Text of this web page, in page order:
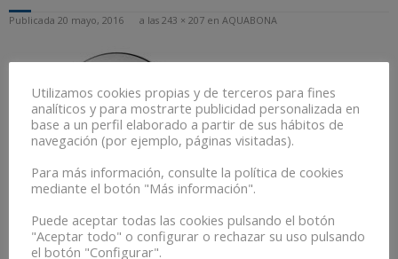
Publicada 20 mayo, 2016 a las 243 × 207 en AQUABONA
Utilizamos cookies propias y de terceros para fines
analíticos y para mostrarte publicidad personalizada en
base a un perfil elaborado a partir de sus hábitos de
navegación (por ejemplo, páginas visitadas).
Para más información, consulte la política de cookies
mediante el botón "Más información".
Puede aceptar todas las cookies pulsando el botón
"Aceptar todo" o configurar o rechazar su uso pulsando
el botón "Configurar".